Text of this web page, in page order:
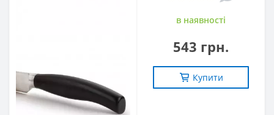
в наявностi
543 грн.
Купити